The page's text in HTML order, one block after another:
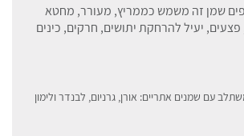
שמן זה משמש כממריץ, מעורר, מחטא
יעיל להרחקת יתושים, חרקים, כינים
עם שמנים אתריים: אורן, גרניום, לבנדר ולימון